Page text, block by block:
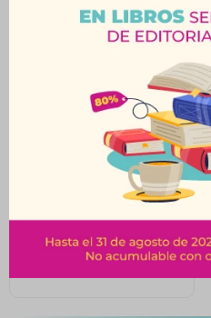
Parlante Bluetooth
Usams BT 5.0 Negro
$ 1.620